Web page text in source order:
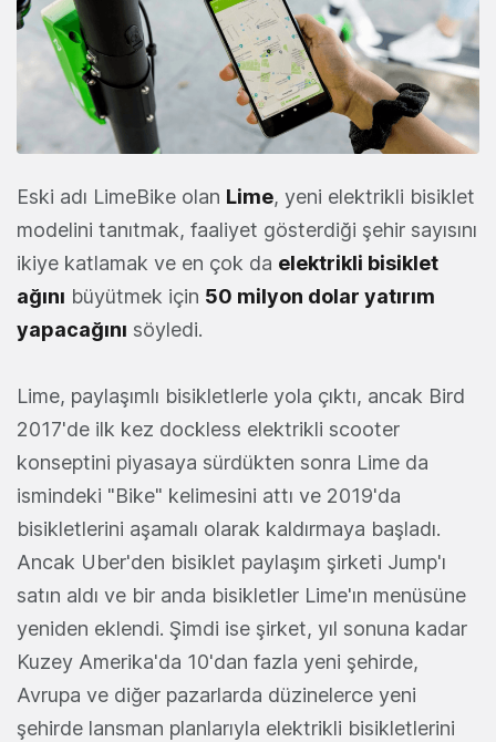
Eski adı LimeBike olan Lime, yeni elektrikli bisiklet
modelini tanıtmak, faaliyet gösterdiği şehir sayısını
ikiye katlamak ve en çok da elektrikli bisiklet
ağını büyütmek için 50 milyon dolar yatırım
yapacağını söyledi.
Lime, paylaşımlı bisikletlerle yola çıktı, ancak Bird
2017'de ilk kez dockless elektrikli scooter
konseptini piyasaya sürdükten sonra Lime da
ismindeki "Bike" kelimesini attı ve 2019'da
bisikletlerini aşamalı olarak kaldırmaya başladı.
Ancak Uber'den bisiklet paylaşım şirketi Jump'ı
satın aldı ve bir anda bisikletler Lime'ın menüsüne
yeniden eklendi. Şimdi ise şirket, yıl sonuna kadar
Kuzey Amerika'da 10'dan fazla yeni şehirde,
Avrupa ve diğer pazarlarda düzinelerce yeni
şehirde lansman planlarıyla elektrikli bisikletlerini